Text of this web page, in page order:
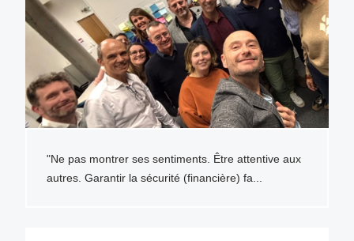
"Ne pas montrer ses sentiments. Être attentive aux
autres. Garantir la sécurité (financière) fa...